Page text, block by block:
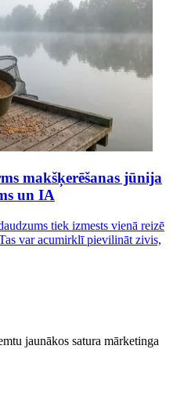
makšķerēšanas jūnija
un IA
tiek izmests vienā reizē
var acumirklī pievilināt zivis,
jaunākos satura mārketinga